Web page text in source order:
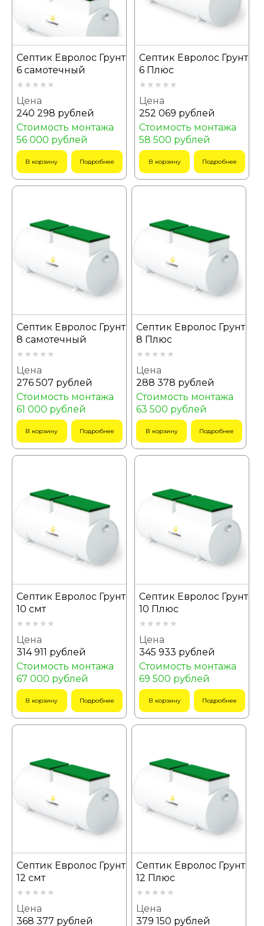
Септик Евролос Грунт
6 самотечный
Цена
240 298 рублей
Стоимость монтажа
56 000 рублей
В корзину Подробнее
Септик Евролос Грунт
6 Плюс
Цена
252 069 рублей
Стоимость монтажа
58 500 рублей
В корзину Подробнее
Септик Евролос Грунт
8 самотечный
Цена
276 507 рублей
Стоимость монтажа
61 000 рублей
В корзину Подробнее
Септик Евролос Грунт
8 Плюс
Цена
288 378 рублей
Стоимость монтажа
63 500 рублей
В корзину Подробнее
Септик Евролос Грунт
10 смт
Цена
314 911 рублей
Стоимость монтажа
67 000 рублей
В корзину Подробнее
Септик Евролос Грунт
10 Плюс
Цена
345 933 рублей
Стоимость монтажа
69 500 рублей
В корзину Подробнее
Септик Евролос Грунт
12 смт
Цена
368 377 рублей
Септик Евролос Грунт
12 Плюс
Цена
379 150 рублей